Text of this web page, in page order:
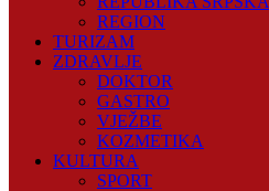
REGION
TURIZAM
ZDRAVLJE
DOKTOR
GASTRO
VJEŽBE
KOZMETIKA
KULTURA
SPORT